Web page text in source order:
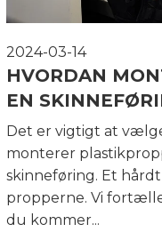
2024-03-14
HVORDAN
EN
Det er vigtigt at
monterer
skinneføring. Et
propperne. Vi
du kommer...